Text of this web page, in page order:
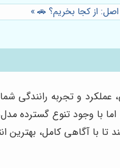
اصل: از کجا بخریم؟ 🚗»
با وجود تنوع گسترده
با آگاهی کامل، بهترین